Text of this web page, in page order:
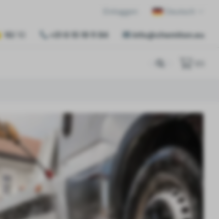
Einloggen
10 +31 6 15 19 11 84 info@chemiton.eu